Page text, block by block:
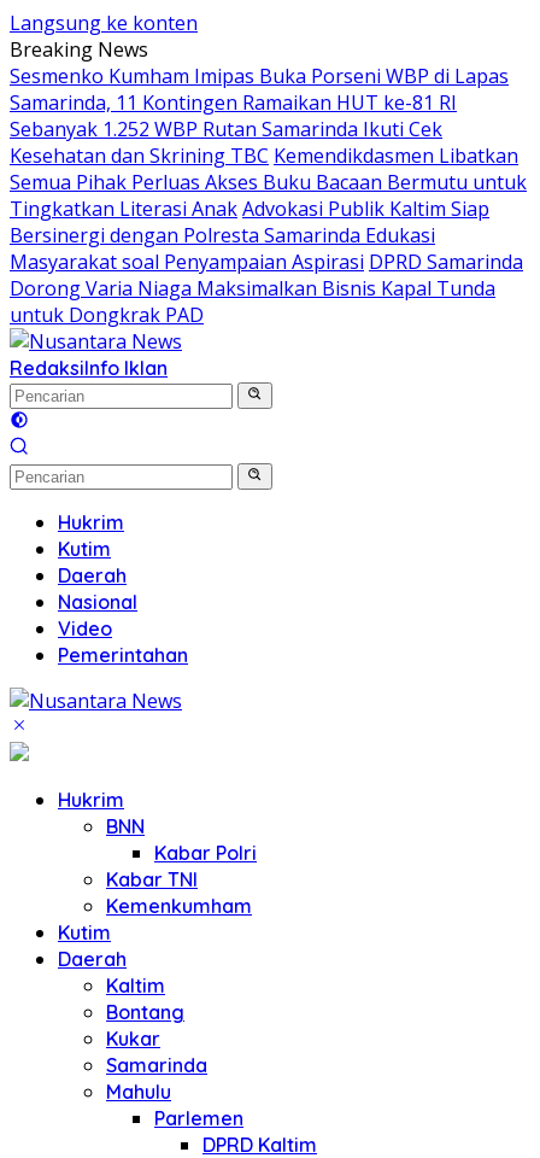
Langsung ke konten
Breaking News
Sesmenko Kumham Imipas Buka Porseni WBP di Lapas
Samarinda, 11 Kontingen Ramaikan HUT ke-81 RI
Sebanyak 1.252 WBP Rutan Samarinda Ikuti Cek
Kesehatan dan Skrining TBC Kemendikdasmen Libatkan
Semua Pihak Perluas Akses Buku Bacaan Bermutu untuk
Tingkatkan Literasi AnakAdvokasi Publik Kaltim Siap
Bersinergi dengan Polresta Samarinda Edukasi
Masyarakat soal Penyampaian Aspirasi DPRD Samarinda
Dorong Varia Niaga Maksimalkan Bisnis Kapal Tunda
untuk Dongkrak PAD
RedaksiInfo Iklan
Hukrim
Kutim
Daerah
Nasional
Video
Pemerintahan
Hukrim
BNN
Kabar Polri
Kabar TNI
Kemenkumham
Kutim
Daerah
Kaltim
Bontang
Kukar
Samarinda
Mahulu
Parlemen
DPRD Kaltim